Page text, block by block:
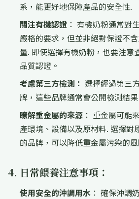
系，能更好地保障產品的安全性.
關注有機認證 ： 有機奶粉通常對
嚴格的要求，但並非絕對保證不
量. 即使選擇有機奶粉，也要注意
品質認證。
考慮第三方檢測： 選擇經過第三
牌，這些品牌通常會公開檢測結
瞭解重金屬的來源 ： 重金屬可能
產環境、設備以及原材料. 選擇對
的品牌，可以降低重金屬污染的風
4. 日常餵養注意事項：
使用安全的沖調用水 ： 確保沖調